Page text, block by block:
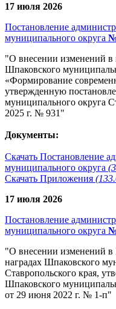
17 июля 2026
Постановление
муниципального округа
"О внесении изменений
Шпаковского
«Формирование
утвержденную
муниципального округа
2025 г. № 931"
Документы:
Скачать Постановление
муниципального округа
Скачать Приложения
17 июля 2026
Постановление
муниципального округа
"О внесении изменений
наградах Шпаковского
Ставропольского края,
Шпаковского
от 29 июня 2022 г. № 1-п"